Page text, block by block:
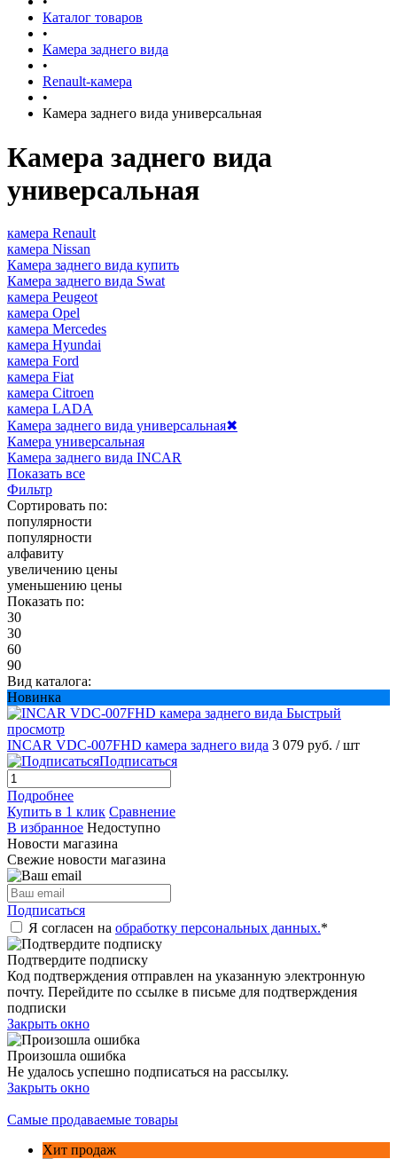
Каталог товаров
•
Камера заднего вида
•
Renault-камера
•
Камера заднего вида универсальная
Камера заднего вида
универсальная
камера Renault
камера Nissan
Камера заднего вида купить
Камера заднего вида Swat
камера Peugeot
камера Opel
камера Mercedes
камера Hyundai
камера Ford
камера Fiat
камера Citroen
камера LADA
Камера заднего вида универсальная✖
Камера универсальная
Камера заднего вида INCAR
Показать все
Фильтр
Сортировать по:
популярности
популярности
алфавиту
увеличению цены
уменьшению цены
Показать по:
30
30
60
90
Вид каталога:
Новинка
Быстрый
просмотр
INCAR VDC-007FHD камера заднего вида 3 079 руб. / шт
Подписаться
Подробнее
Купить в 1 клик Сравнение
В избранное Недоступно
Новости магазина
Свежие новости магазина
Подписаться
Я согласен на обработку персональных данных.*
Подтвердите подписку
Код подтверждения отправлен на указанную электронную
почту. Перейдите по ссылке в письме для подтверждения
подписки
Закрыть окно
Произошла ошибка
Не удалось успешно подписаться на рассылку.
Закрыть окно
Самые продаваемые товары
Хит продаж